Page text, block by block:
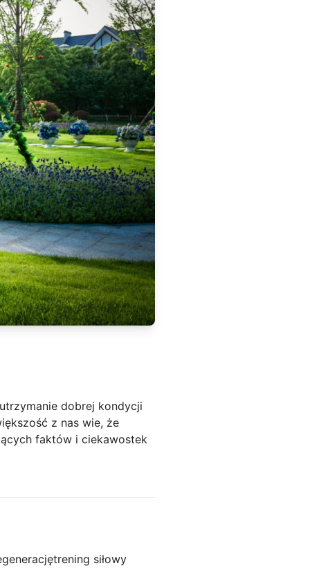
dobrej kondycji
z nas wie, że
faktów i ciekawostek
trening siłowy